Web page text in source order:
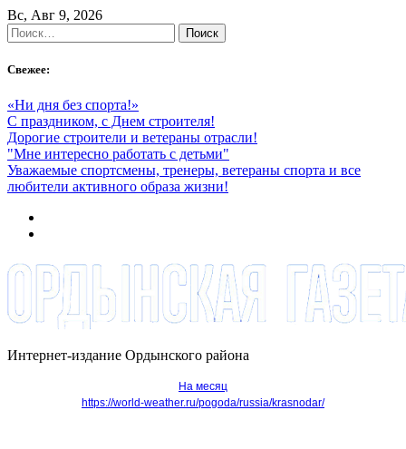
Skip
to
content
Вс, Авг 9, 2026
Найти:
Свежее:
«Ни дня без спорта!»
С праздником, с Днем строителя!
Дорогие строители и ветераны отрасли!
"Мне интересно работать с детьми"
Уважаемые спортсмены, тренеры, ветераны спорта и все
любители активного образа жизни!
Интернет-издание Ордынского района
На месяц
https://world-weather.ru/pogoda/russia/krasnodar/